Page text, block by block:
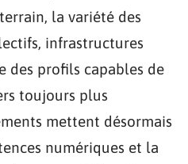
la variété des
infrastructures
des profils capables de
toujours plus
mettent désormais
numériques et la